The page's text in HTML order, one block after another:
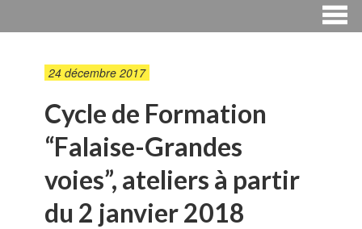
24 décembre 2017
Cycle de Formation
“Falaise-Grandes
voies”, ateliers à partir
du 2 janvier 2018